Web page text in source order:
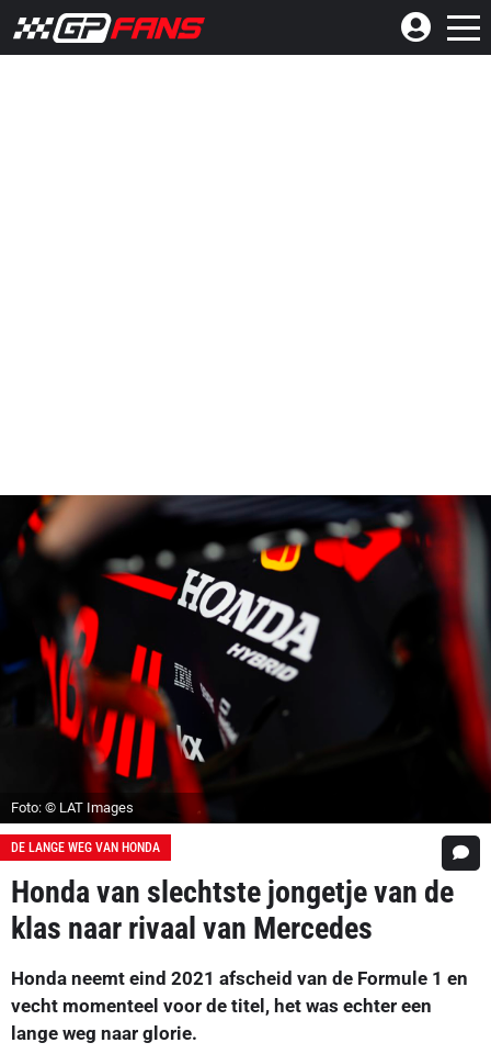
Foto: © LAT Images
DE LANGE WEG VAN HONDA
Honda van slechtste jongetje van de
klas naar rivaal van Mercedes
Honda neemt eind 2021 afscheid van de Formule 1 en
vecht momenteel voor de titel, het was echter een
lange weg naar glorie.